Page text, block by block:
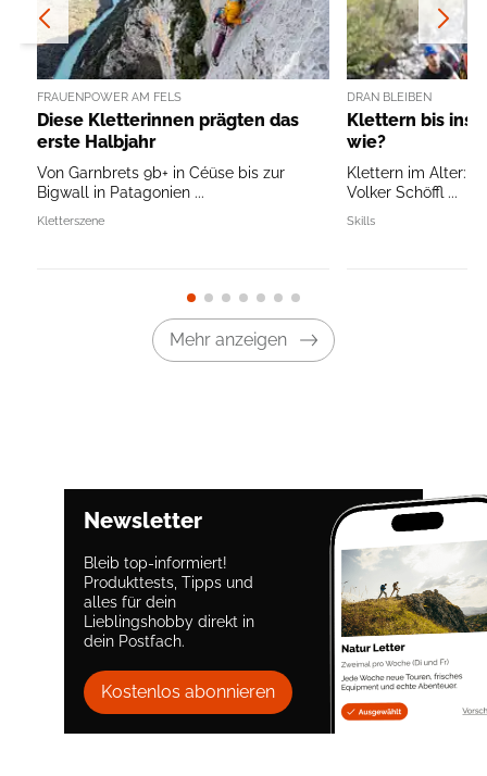
FRAUENPOWER AM FELS
Diese Kletterinnen prägten das
erste Halbjahr
Von Garnbrets 9b+ in Céüse bis zur
Bigwall in Patagonien ...
Kletterszene
DRAN BLEIBEN
Klettern bis ins
wie?
Klettern im Alter:
Volker Schöffl ...
Skills
Mehr anzeigen
Newsletter
Bleib top-informiert!
Produkttests, Tipps und
alles für dein
Lieblingshobby direkt in
dein Postfach.
Kostenlos abonnieren